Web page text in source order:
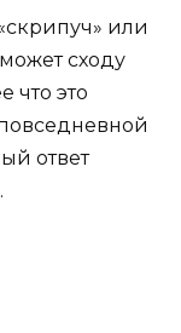
или
сходу
что это
ответ